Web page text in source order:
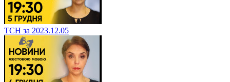
ТСН за 2023.12.05